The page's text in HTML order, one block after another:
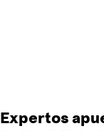
Expertos